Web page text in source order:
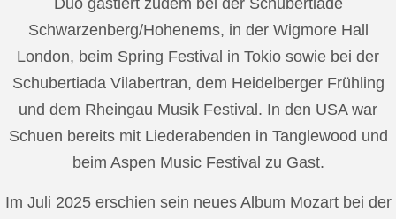
Duo gastiert zudem bei der Schubertiade
Schwarzenberg/Hohenems, in der Wigmore Hall
London, beim Spring Festival in Tokio sowie bei der
Schubertiada Vilabertran, dem Heidelberger Frühling
und dem Rheingau Musik Festival. In den USA war
Schuen bereits mit Liederabenden in Tanglewood und
beim Aspen Music Festival zu Gast.
Im Juli 2025 erschien sein neues Album Mozart bei der